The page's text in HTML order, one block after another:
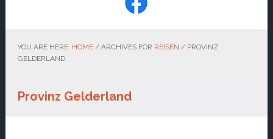
YOU ARE HERE: HOME /ARCHIVES FOR REISEN /PROVINZ
GELDERLAND
Provinz Gelderland